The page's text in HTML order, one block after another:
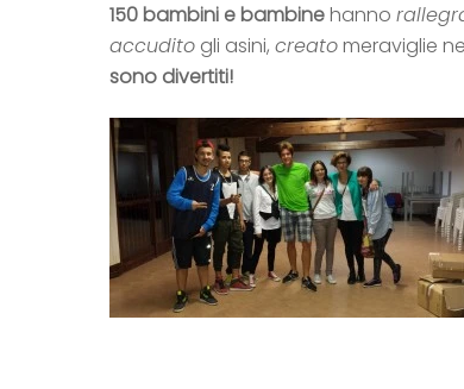
150 bambini e bambinehanno
accudito gli asini, creatomeraviglie
sono divertiti!